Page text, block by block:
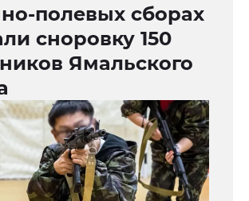
полевых сборах
сноровку 150
Ямальского